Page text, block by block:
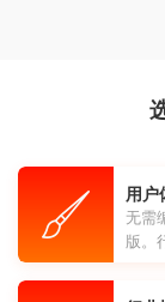
用户
无需
版。